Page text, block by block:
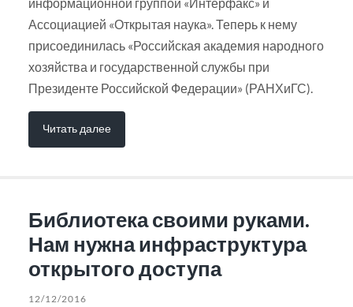
Ассоциацией «Открытая наука». Теперь к нему
присоединилась «Российская академия народного
хозяйства и государственной службы при
Президенте Российской Федерации» (РАНХиГС).
Читать далее
Библиотека своими руками.
Нам нужна инфраструктура
открытого доступа
12/12/2016